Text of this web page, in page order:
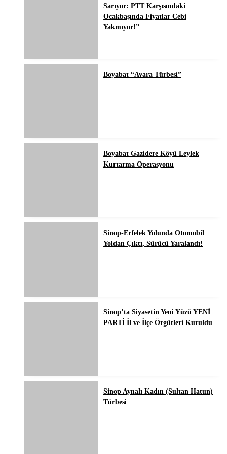
Sarıyor: PTT Karşısındaki
Ocakbaşında Fiyatlar Cebi
Yakmıyor!”
Boyabat “Avara Türbesi”
Boyabat Gazidere Köyü Leylek
Kurtarma Operasyonu
Sinop-Erfelek Yolunda Otomobil
Yoldan Çıktı, Sürücü Yaralandı!
Sinop’ta Siyasetin Yeni Yüzü YENİ
PARTİ İl ve İlçe Örgütleri Kuruldu
Sinop Aynalı Kadın (Sultan Hatun)
Türbesi